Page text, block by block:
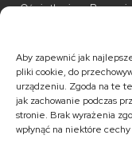
Aby zapewnić jak
pliki cookie, do
urządzeniu. Zgoda na te
jak zachowanie podczas
stronie. Brak wyrażenia
wpłynąć na niektóre
Oświetlenie
Kufry indyjskie Ławki
Parawany kolonialne
Stojaki na CD Stoliki